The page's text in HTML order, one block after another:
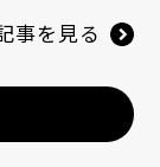
事を見る